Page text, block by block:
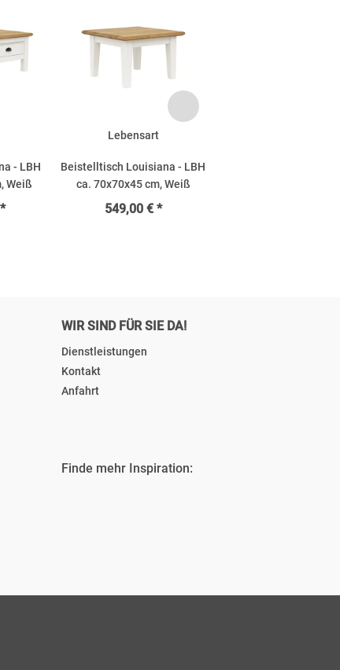
- LBH
Weiß
Lebensart
Beistelltisch Louisiana - LBH
ca. 70x70x45 cm, Weiß
549,00 € *
WIR SIND FÜR SIE DA!
Dienstleistungen
Kontakt
Anfahrt
Finde mehr Inspiration: